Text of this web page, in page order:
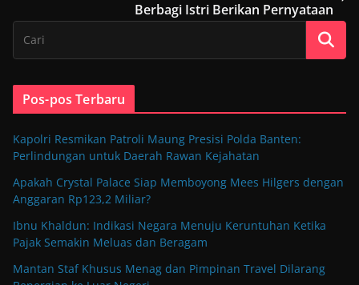
Berbagi Istri Berikan Pernyataan
Pos-pos Terbaru
Kapolri Resmikan Patroli Maung Presisi Polda Banten:
Perlindungan untuk Daerah Rawan Kejahatan
Apakah Crystal Palace Siap Memboyong Mees Hilgers dengan
Anggaran Rp123,2 Miliar?
Ibnu Khaldun: Indikasi Negara Menuju Keruntuhan Ketika
Pajak Semakin Meluas dan Beragam
Mantan Staf Khusus Menag dan Pimpinan Travel Dilarang